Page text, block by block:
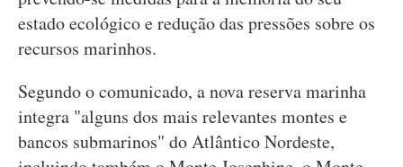
estado ecológico e redução das pressões sobre os
recursos marinhos.
Segundo o comunicado, a nova reserva marinha
integra "alguns dos mais relevantes montes e
bancos submarinos" do Atlântico Nordeste,